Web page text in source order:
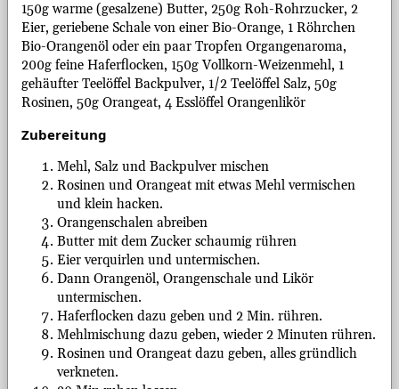
150g warme (gesalzene) Butter, 250g Roh-Rohrzucker, 2
Eier, geriebene Schale von einer Bio-Orange, 1 Röhrchen
Bio-Orangenöl oder ein paar Tropfen Organgenaroma,
200g feine Haferflocken, 150g Vollkorn-Weizenmehl, 1
gehäufter Teelöffel Backpulver, 1/2 Teelöffel Salz, 50g
Rosinen, 50g Orangeat, 4 Esslöffel Orangenlikör
Zubereitung
Mehl, Salz und Backpulver mischen
Rosinen und Orangeat mit etwas Mehl vermischen
und klein hacken.
Orangenschalen abreiben
Butter mit dem Zucker schaumig rühren
Eier verquirlen und untermischen.
Dann Orangenöl, Orangenschale und Likör
untermischen.
Haferflocken dazu geben und 2 Min. rühren.
Mehlmischung dazu geben, wieder 2 Minuten rühren.
Rosinen und Orangeat dazu geben, alles gründlich
verkneten.